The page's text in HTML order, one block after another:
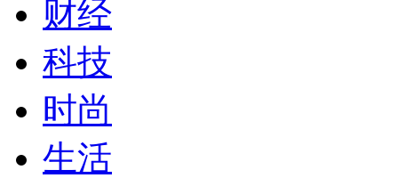
财经
科技
时尚
生活